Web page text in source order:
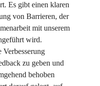
Es gibt einen klaren
von Barrieren, der
mit unserem
wird.
zu geben und
behoben